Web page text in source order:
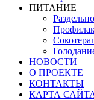
ПИТАНИЕ
НОВОСТИ
О ПРОЕКТЕ
КОНТАКТЫ
КАРТА